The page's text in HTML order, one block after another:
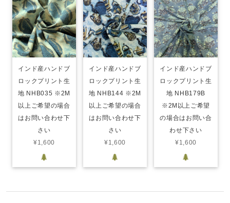
インド産ハンドブ
ロックプリント生
地 NHB035 ※2M
以上ご希望の場合
はお問い合わせ下
さい
¥1,600
インド産ハンドブ
ロックプリント生
地 NHB144 ※2M
以上ご希望の場合
はお問い合わせ下
さい
¥1,600
インド産ハンドブ
ロックプリント生
地 NHB179B
※2M以上ご希望
の場合はお問い合
わせ下さい
¥1,600